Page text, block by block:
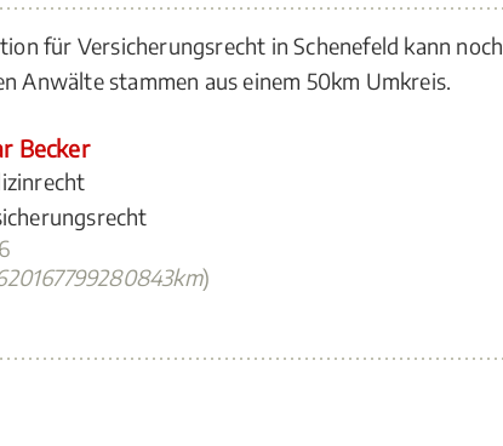
für Versicherungsrecht in Schenefeld kann noch
Anwälte stammen aus einem 50km Umkreis.
Becker
)